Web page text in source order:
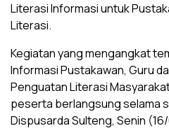
Literasi Informasi untuk
Literasi.
Kegiatan yang mengangkat
Informasi Pustakawan, Guru
Penguatan Literasi
peserta berlangsung selama
Dispusarda Sulteng, Senin